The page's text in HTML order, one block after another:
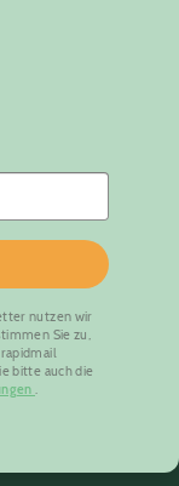
nutzen wir
Sie zu,
bitte auch die